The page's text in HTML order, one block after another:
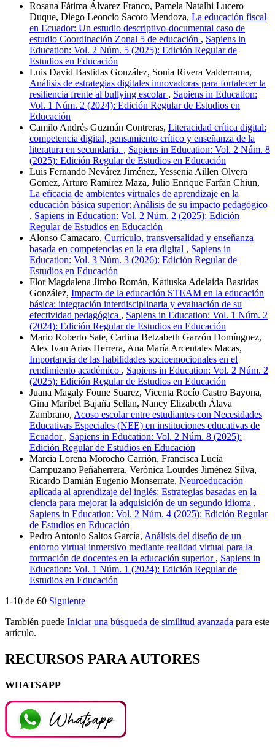
Rosana Fátima Álvarez Franco, Pamela Natalhi Lucero
Duque, Diego Leoncio Sacoto Mendoza, La educación fiscal
en Ecuador: Un estudio descriptivo-documental caso de
estudio Coordinación Zonal 5 de educación , Sapiens in
Education: Vol. 2 Núm. 5 (2025): Edición Regular de
Estudios en Educación
Luis David Bastidas González, Sonia Rivera Valderrama,
Análisis de estrategias digitales innovadoras para fortalecer la
resiliencia frente al bullying escolar , Sapiens in Education:
Vol. 1 Núm. 2 (2024): Edición Regular de Estudios en
Educación
Camilo Andrés Guzmán Contreras, Literacidad crítica digital:
competencia digital, pensamiento crítico y enseñanza de la
literatura en secundaria. , Sapiens in Education: Vol. 2 Núm. 8
(2025): Edición Regular de Estudios en Educación
Luis Fernando Nevárez Jiménez, Yessenia Aillen Olvera
Gomez, Arturo Ramírez Maza, Julio Enrique Farfan Chiun,
La eficacia de ambientes virtuales de aprendizaje en la
educación básica superior: Análisis de su impacto pedagógico
, Sapiens in Education: Vol. 2 Núm. 2 (2025): Edición
Regular de Estudios en Educación
Alonso Camacaro, Currículo, transversalidad y enseñanza
basada en competencias en la era digital , Sapiens in
Education: Vol. 3 Núm. 3 (2026): Edición Regular de
Estudios en Educación
Flor Magdalena Jimbo Román, Katiuska Adelaida Bastidas
González, Impacto de la educación STEAM en la educación
básica: integración interdisciplinaria y evaluación de su
efectividad pedagógica , Sapiens in Education: Vol. 1 Núm. 2
(2024): Edición Regular de Estudios en Educación
Mario Roberto Sate, Carlina Betzabeth Garzón Domínguez,
Alex Ivan Arias Herrera, Ana María Arcentales Macas,
Importancia de las habilidades socioemocionales en el
rendimiento académico , Sapiens in Education: Vol. 2 Núm. 2
(2025): Edición Regular de Estudios en Educación
Juana Magaly Foune Suarez, Vicenta Rocío Castro Bayona,
Gina Maribel Bajaña Sellan, Nancy Elizabeth Álava
Zambrano, Acoso escolar entre estudiantes con Necesidades
Educativas Especiales (NEE) en instituciones educativas de
Ecuador , Sapiens in Education: Vol. 2 Núm. 8 (2025):
Edición Regular de Estudios en Educación
Marcia Lorena Morocho Carrión, Francisca Lucía
Campuzano Peñaherrera, Verónica Lourdes Jiménez Silva,
Ricardo Damián Eugenio Monserrate, Neuroeducación
aplicada al aprendizaje del inglés: Estrategias basadas en la
ciencia para mejorar la adquisición de un segundo idioma ,
Sapiens in Education: Vol. 2 Núm. 4 (2025): Edición Regular
de Estudios en Educación
Pedro Antonio Saltos García, Análisis del diseño de un
entorno virtual inmersivo mediante realidad virtual para la
formación de docentes en la educación superior , Sapiens in
Education: Vol. 1 Núm. 1 (2024): Edición Regular de
Estudios en Educación
1-10 de 60 Siguiente
También puede Iniciar una búsqueda de similitud avanzada para este
artículo.
RECURSOS PARA AUTORES
WHATSAPP